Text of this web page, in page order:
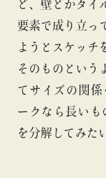
ど、壁とかタイ
要素で成り立っ
ようとスケッチ
そのものという
てサイズの関
ークなら長い
を分解してみた